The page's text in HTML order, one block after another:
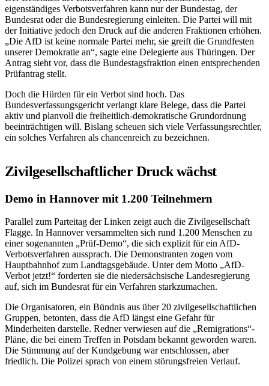
eigenständiges Verbotsverfahren kann nur der Bundestag, der
Bundesrat oder die Bundesregierung einleiten. Die Partei will mit
der Initiative jedoch den Druck auf die anderen Fraktionen erhöhen.
„Die AfD ist keine normale Partei mehr, sie greift die Grundfesten
unserer Demokratie an“, sagte eine Delegierte aus Thüringen. Der
Antrag sieht vor, dass die Bundestagsfraktion einen entsprechenden
Prüfantrag stellt.
Doch die Hürden für ein Verbot sind hoch. Das
Bundesverfassungsgericht verlangt klare Belege, dass die Partei
aktiv und planvoll die freiheitlich-demokratische Grundordnung
beeinträchtigen will. Bislang scheuen sich viele Verfassungsrechtler,
ein solches Verfahren als chancenreich zu bezeichnen.
Zivilgesellschaftlicher Druck wächst
Demo in Hannover mit 1.200 Teilnehmern
Parallel zum Parteitag der Linken zeigt auch die Zivilgesellschaft
Flagge. In Hannover versammelten sich rund 1.200 Menschen zu
einer sogenannten „Prüf-Demo“, die sich explizit für ein AfD-
Verbotsverfahren aussprach. Die Demonstranten zogen vom
Hauptbahnhof zum Landtagsgebäude. Unter dem Motto „AfD-
Verbot jetzt!“ forderten sie die niedersächsische Landesregierung
auf, sich im Bundesrat für ein Verfahren starkzumachen.
Die Organisatoren, ein Bündnis aus über 20 zivilgesellschaftlichen
Gruppen, betonten, dass die AfD längst eine Gefahr für
Minderheiten darstelle. Redner verwiesen auf die „Remigrations“-
Pläne, die bei einem Treffen in Potsdam bekannt geworden waren.
Die Stimmung auf der Kundgebung war entschlossen, aber
friedlich. Die Polizei sprach von einem störungsfreien Verlauf.